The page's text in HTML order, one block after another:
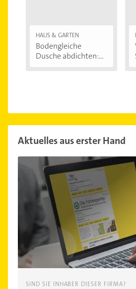
HAUS & GARTEN
Bodengleiche
Dusche abdichten:...
Aktuelles aus erster Hand
SIND SIE INHABER DIESER FIRMA?